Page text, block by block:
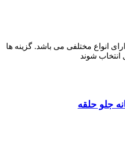
انواع مختلفی می باشد. گزینه ها
شوند